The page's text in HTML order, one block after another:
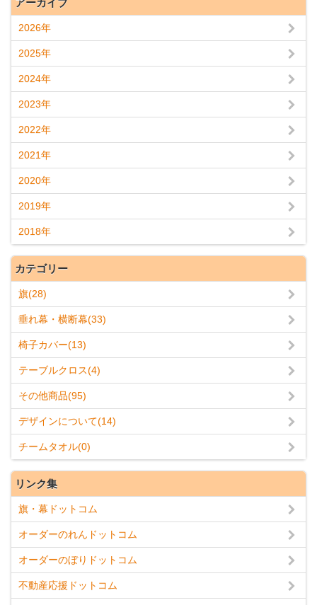
アーカイブ
2026年
2025年
2024年
2023年
2022年
2021年
2020年
2019年
2018年
カテゴリー
旗(28)
垂れ幕・横断幕(33)
椅子カバー(13)
テーブルクロス(4)
その他商品(95)
デザインについて(14)
チームタオル(0)
リンク集
旗・幕ドットコム
オーダーのれんドットコム
オーダーのぼりドットコム
不動産応援ドットコム